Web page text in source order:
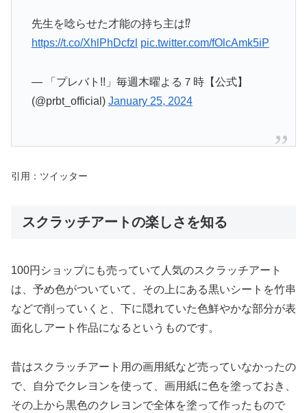
先生を唸らせた才能の持ち主は⁉
https://t.co/XhlPhDcfzl pic.twitter.com/fOlcAmk5iP
— 「プレバト!!」毎週木曜よる７時【公式】
(@prbt_official) January 25, 2024
引用：ツイッター
スクラッチアートの楽しさを知る
100円ショップにも売っていて人気のスクラッチアート
は、予め色がついていて、その上にある黒いシートを竹串
などで削っていくと、下に隠れていた色鮮やかな部分が表
面化しアート作品になるというものです。
昔はスクラッチアート用の画用紙など売っていなかったの
で、自分でクレヨンを使って、画用紙に色を塗っておき、
その上から黒色のクレヨンで全体を塗って作ったもので